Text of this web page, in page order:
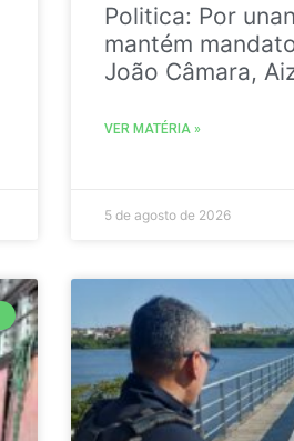
Politica: Por
mantém
João Câmara,
VER MATÉRIA »
5 de agosto de 2026